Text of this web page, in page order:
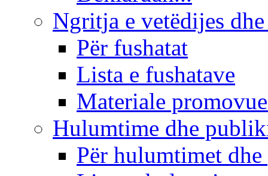
Ngritja e vetëdijes
Për fushatat
Lista e fushatave
Materiale
Hulumtime dhe
Për hulumtimet